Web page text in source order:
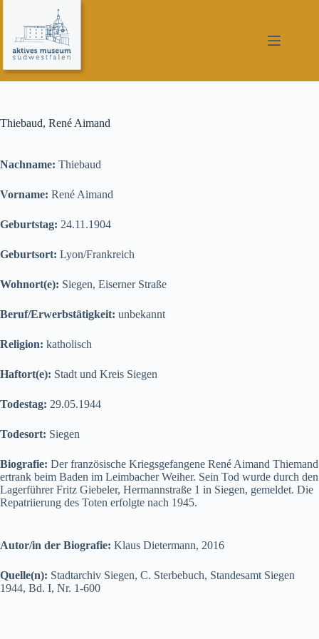
springen
Thiebaud, René Aimand
Nachname: Thiebaud
Vorname: René Aimand
Geburtstag: 24.11.1904
Geburtsort: Lyon/Frankreich
Wohnort(e): Siegen, Eiserner Straße
Beruf/Erwerbstätigkeit: unbekannt
Religion: katholisch
Haftort(e): Stadt und Kreis Siegen
Todestag: 29.05.1944
Todesort: Siegen
Biografie: Der französische Kriegsgefangene René Aimand Thiemand
ertrank beim Baden im Leimbacher Weiher. Sein Tod wurde durch den
Lagerführer Fritz Giebeler, Hermannstraße 1 in Siegen, gemeldet. Die
Repatriierung des Toten erfolgte nach 1945.
Autor/in der Biografie: Klaus Dietermann, 2016
Quelle(n): Stadtarchiv Siegen, C. Sterbebuch, Standesamt Siegen
1944, Bd. I, Nr. 1-600